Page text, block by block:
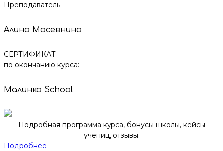
Преподаватель
Алина Мосевнина
СЕРТИФИКАТ
по окончанию курса:
Малинка School
Подробная программа курса, бонусы школы, кейсы
учениц, отзывы.
Подробнее